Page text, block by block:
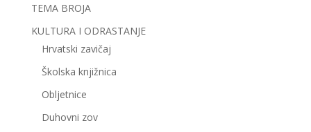
TEMA BROJA
KULTURA I ODRASTANJE
Hrvatski zavičaj
Školska knjižnica
Obljetnice
Duhovni zov